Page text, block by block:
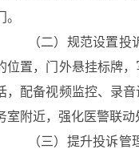
。
（二）规范设置
位置，门外悬挂标牌
，配备视频监控、录
室附近，强化医警联动
（三）提升投诉